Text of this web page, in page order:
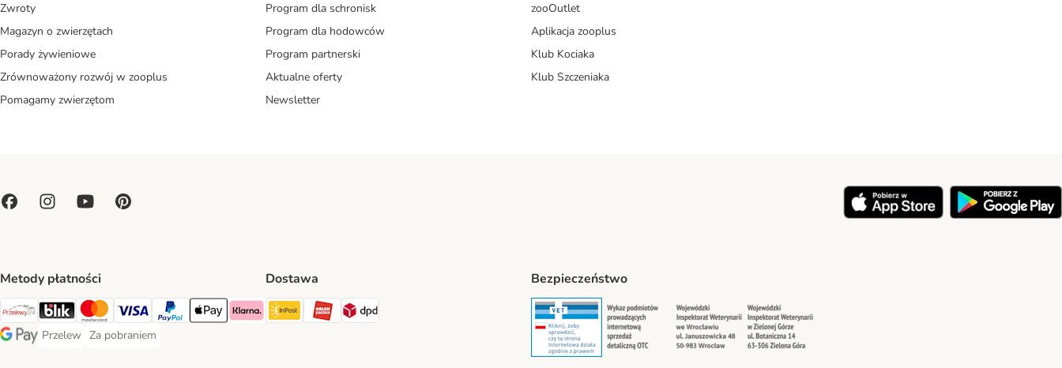
Zwroty
Magazyn o zwierzętach
Porady żywieniowe
Zrównoważony rozwój w zooplus
Pomagamy zwierzętom
Program dla schronisk
Program dla hodowców
Program partnerski
Aktualne oferty
Newsletter
zooOutlet
Aplikacja zooplus
Klub Kociaka
Klub Szczeniaka
Metody płatności
Przelewy24 Payment Method
Blik Payment Method
MasterCard Payment Method
Visa Payment Method
PayPal Payment Method
Apple Pay Payment Method
Klarna Payment Method
Google Pay Payment Method
Przelew
Przelew Payment Method
Za pobraniem
Za pobraniem Payment Method
Dostawa
Paczkomat® Shipping Method
ORLEN Paczka Shipping Method
Bezpieczeństwo
Security Security Security